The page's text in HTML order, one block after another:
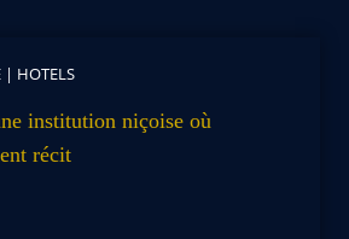
| HOTELS
institution niçoise où
récit